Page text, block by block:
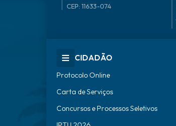
CEP: 11633-074
CIDADÃO
Protocolo Online
Carta de Serviços
Concursos e Processos Seletivos